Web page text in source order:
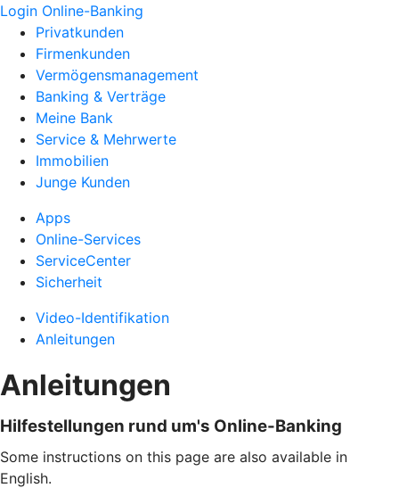
Login Online-Banking
Privatkunden
Firmenkunden
Vermögensmanagement
Banking & Verträge
Meine Bank
Service & Mehrwerte
Immobilien
Junge Kunden
Apps
Online-Services
ServiceCenter
Sicherheit
Video-Identifikation
Anleitungen
Anleitungen
Hilfestellungen rund um's Online-Banking
Some instructions on this page are also available in
English.